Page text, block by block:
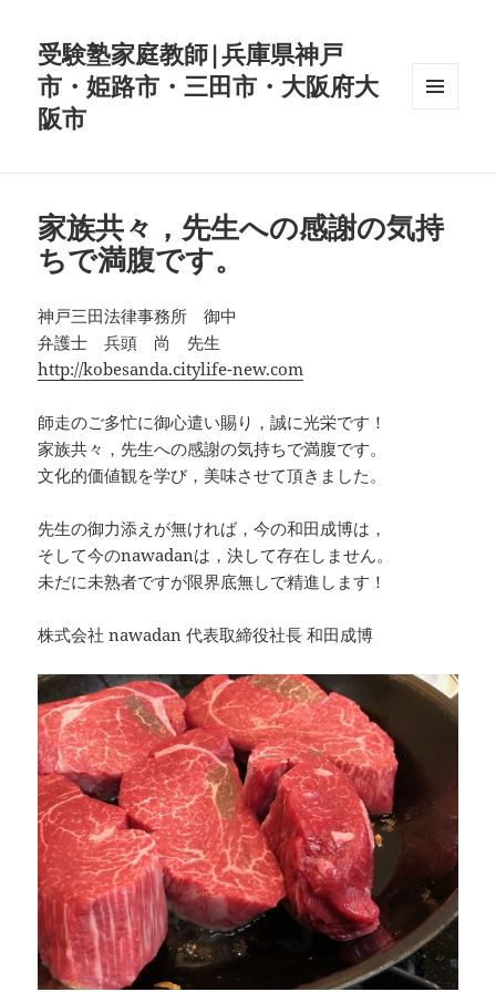
受験塾家庭教師|兵庫県神戸
市・姫路市・三田市・大阪府大
阪市
家族共々，先生への感謝の気持
ちで満腹です。
神戸三田法律事務所 御中
弁護士 兵頭 尚 先生
http://kobesanda.citylife-new.com
師走のご多忙に御心遣い賜り，誠に光栄です！
家族共々，先生への感謝の気持ちで満腹です。
文化的価値観を学び，美味させて頂きました。
先生の御力添えが無ければ，今の和田成博は，
そして今のnawadanは，決して存在しません。
未だに未熟者ですが限界底無しで精進します！
株式会社 nawadan 代表取締役社長 和田成博